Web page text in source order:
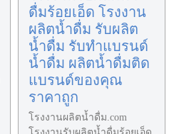
ดื่มร้อยเอ็ด โรงงาน
ผลิตน้ำดื่ม รับผลิต
น้ำดื่ม รับทำแบรนด์
น้ำดื่ม ผลิตน้ำดื่มติด
แบรนด์ของคุณ
ราคาถูก
โรงงานผลิตน้ำดื่ม.com